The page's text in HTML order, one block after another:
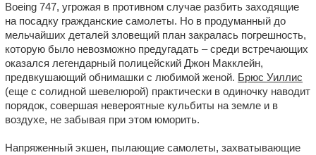
Boeing 747, угрожая в противном случае разбить заходящие
на посадку гражданские самолеты. Но в продуманный до
мельчайших деталей зловещий план закралась погрешность,
которую было невозможно предугадать – среди встречающих
оказался легендарный полицейский Джон Макклейн,
предвкушающий обнимашки с любимой женой. Брюс Уиллис
(еще с солидной шевелюрой) практически в одиночку наводит
порядок, совершая невероятные кульбиты на земле и в
воздухе, не забывая при этом юморить.
Напряженный экшен, пылающие самолеты, захватывающие